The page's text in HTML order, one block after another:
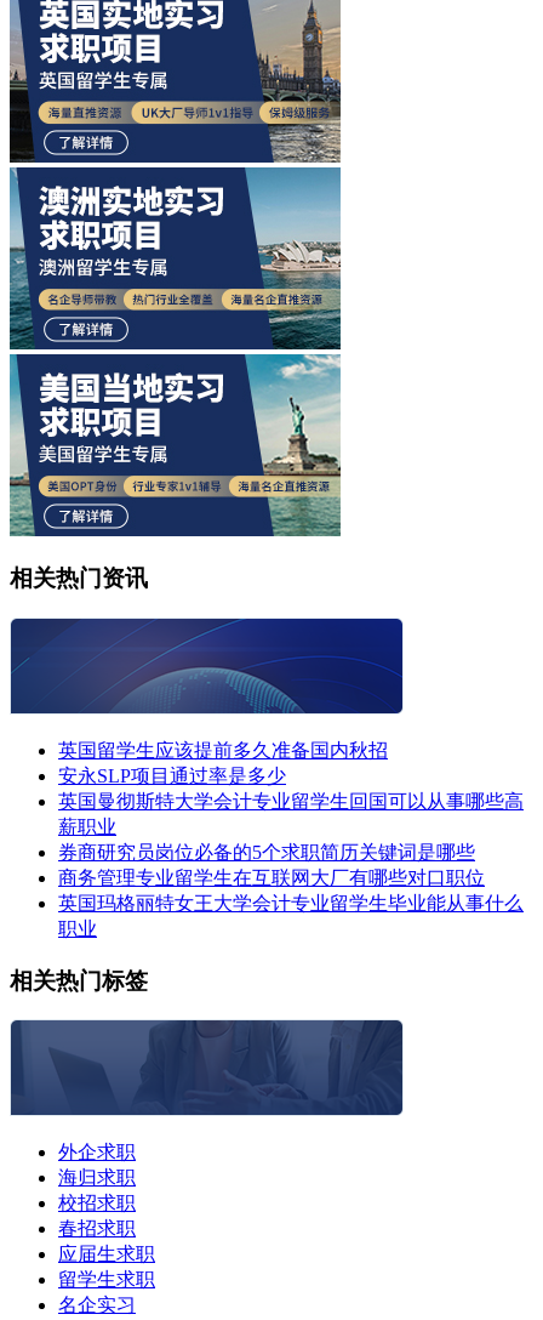
相关热门资讯
英国留学生应该提前多久准备国内秋招
安永SLP项目通过率是多少
英国曼彻斯特大学会计专业留学生回国可以从事哪些高
薪职业
券商研究员岗位必备的5个求职简历关键词是哪些
商务管理专业留学生在互联网大厂有哪些对口职位
英国玛格丽特女王大学会计专业留学生毕业能从事什么
职业
相关热门标签
外企求职
海归求职
校招求职
春招求职
应届生求职
留学生求职
名企实习